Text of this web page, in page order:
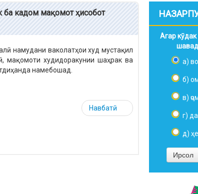
ба кадом мақомот ҳисобот
намудани ваколатҳои худ мустақил
мақомоти худидоракунии шаҳрак ва
намебошад.
Навбатӣ
Агар
а)
б)
в)
г)
д)